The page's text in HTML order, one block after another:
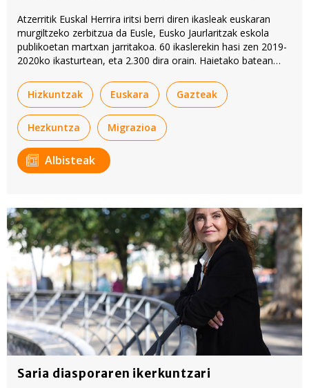
Atzerritik Euskal Herrira iritsi berri diren ikasleak euskaran
murgiltzeko zerbitzua da Eusle, Eusko Jaurlaritzak eskola
publikoetan martxan jarritakoa. 60 ikaslerekin hasi zen 2019-
2020ko ikasturtean, eta 2.300 dira orain. Haietako batean
Hizkuntzak
Euskara Gazteak
Hezkuntza Migrazioa
Albisteak
Saria diasporaren ikerkuntzari